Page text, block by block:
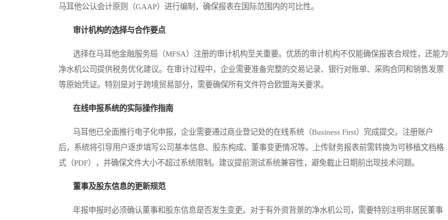
马耳他公认会计原则（GAAP）进行编制，确保报表在国际范围内的可比性。
审计机构的选择与合作要点
选择在马耳他金融服务局（MFSA）注册的审计机构至关重要。优质的审计机构不仅能确保报表合规性，还能为
净水机公司提供税务优化建议。在审计过程中，企业需要准备完整的交易记录、银行对账单、采购合同和销售发票
等原始凭证。特别是对于跨境贸易部分，需要确保所有文件符合欧盟海关要求。
在线申报系统的实际操作指南
马耳他已全面推行电子化申报，企业需要通过商业登记处的在线系统（Business First）完成提交。注册账户
后，系统将引导用户逐步填写公司基本信息、股东构成、董事变更情况等。上传财务报表前需转换为可移植文档格
式（PDF），并确保文件大小不超过系统限制。建议提前测试系统兼容性，避免截止日期前出现技术问题。
董事及股东信息的更新规范
年报申报时必须确认董事和股东信息是否发生变更。对于有外资背景的净水机公司，需要特别注明非居民董事